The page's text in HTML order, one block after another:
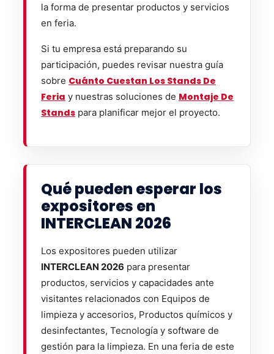
la forma de presentar productos y servicios
en feria.
Si tu empresa está preparando su
participación, puedes revisar nuestra guía
sobre Cuánto Cuestan Los Stands De
Feria y nuestras soluciones de Montaje De
Stands para planificar mejor el proyecto.
Qué pueden esperar los
expositores en
INTERCLEAN 2026
Los expositores pueden utilizar
INTERCLEAN 2026 para presentar
productos, servicios y capacidades ante
visitantes relacionados con Equipos de
limpieza y accesorios, Productos químicos y
desinfectantes, Tecnología y software de
gestión para la limpieza. En una feria de este